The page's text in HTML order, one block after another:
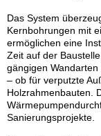
Das System
Kernbohrungen mit
ermöglichen eine
Zeit auf der
gängigen
– ob für verputzte
Holzrahmenbauten.
Sanierungsprojekte.